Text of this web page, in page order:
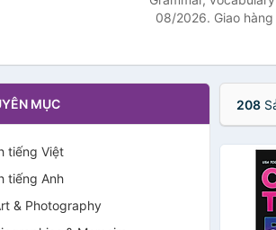
08/2026. Giao
MỤC
tiếng Việt
tiếng Anh
& Photography
208